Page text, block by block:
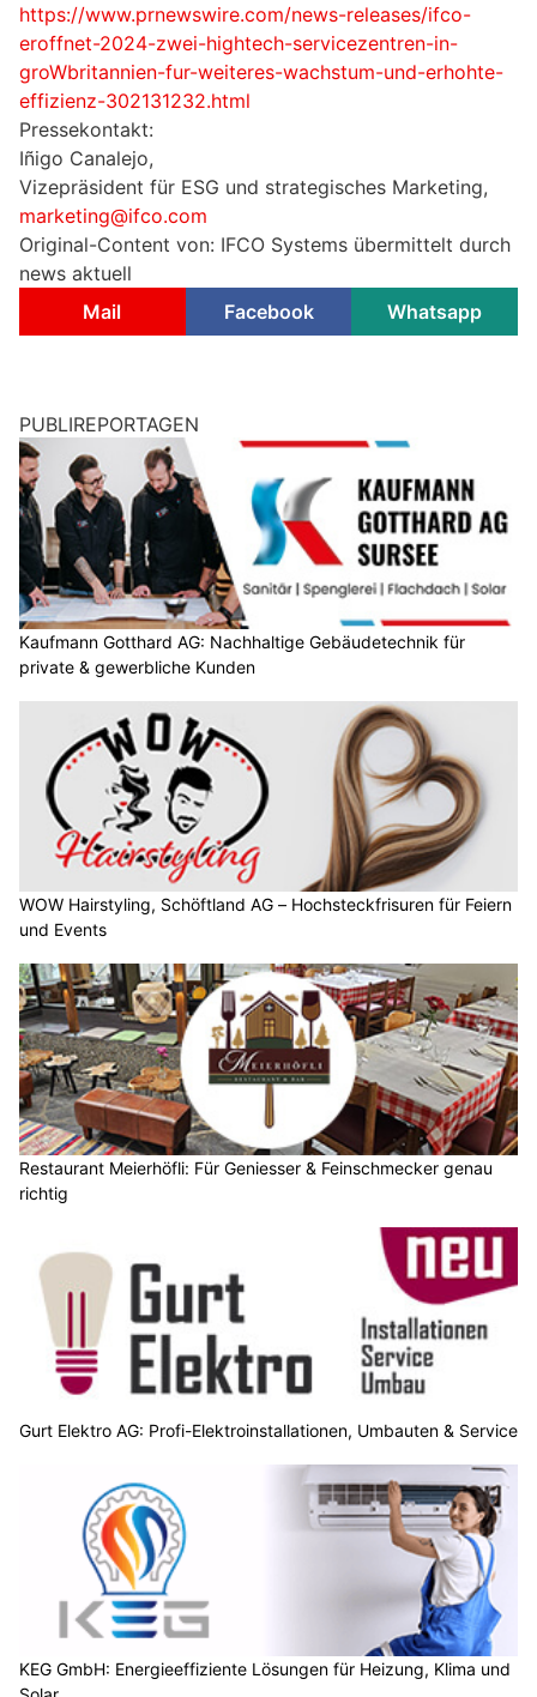
https://www.prnewswire.com/news-releases/ifco-
eroffnet-2024-zwei-hightech-servicezentren-in-
groWbritannien-fur-weiteres-wachstum-und-erhohte-
effizienz-302131232.html
Pressekontakt:
Iñigo Canalejo,
Vizepräsident für ESG und strategisches Marketing,
marketing@ifco.com
Original-Content von: IFCO Systems übermittelt durch
news aktuell
Mail
Facebook Whatsapp
PUBLIREPORTAGEN
Kaufmann Gotthard AG: Nachhaltige Gebäudetechnik für
private & gewerbliche Kunden
WOW Hairstyling, Schöftland AG – Hochsteckfrisuren für Feiern
und Events
Restaurant Meierhöfli: Für Geniesser & Feinschmecker genau
richtig
Gurt Elektro AG: Profi-Elektroinstallationen, Umbauten & Service
KEG GmbH: Energieeffiziente Lösungen für Heizung, Klima und